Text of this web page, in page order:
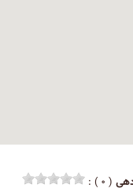
( ۰ ) :